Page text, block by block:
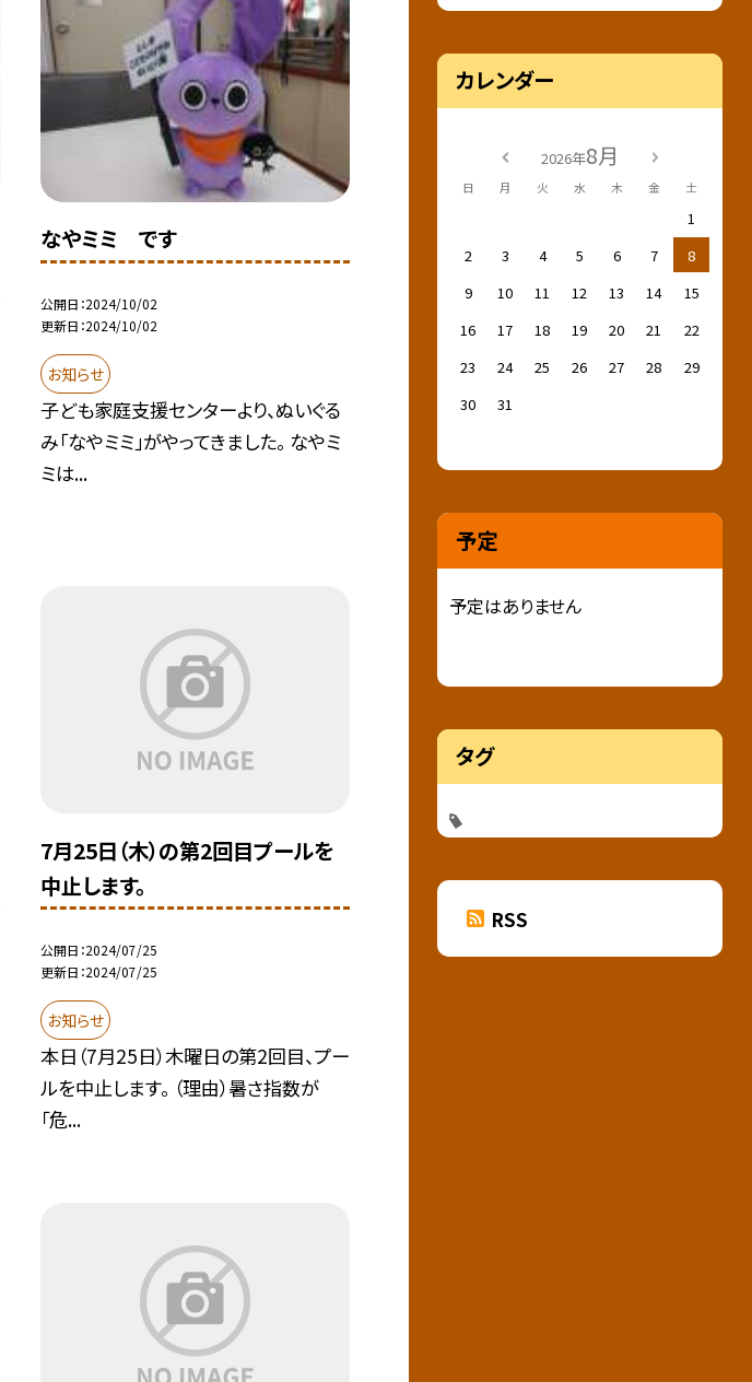
なやミミ です
公開日 2024/10/02
更新日 2024/10/02
お知らせ
子ども家庭支援センターより、ぬいぐる
み「なやミミ」がやってきました。 なやミ
ミは...
7月25日（木）の第2回目プールを
中止します。
公開日 2024/07/25
更新日 2024/07/25
お知らせ
本日（7月25日）木曜日の第2回目、プー
ルを中止します。 （理由）暑さ指数が
「危...
カレンダー
2026年8月
日 月 火 水 木 金 土
1
2
3 4 5 6 7
8
9
10 11 12 13 14
15
16
17 18 19 20 21
22
23
24 25 26 27 28
29
30
31
予定
予定はありません
タグ
RSS